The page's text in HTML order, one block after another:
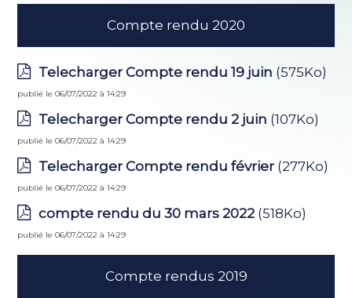
Compte rendu 2020
Telecharger Compte rendu 19 juin (575Ko)
publié le 06/07/2022 à 14:29
Telecharger Compte rendu 2 juin (107Ko)
publié le 06/07/2022 à 14:29
Telecharger Compte rendu février (277Ko)
publié le 06/07/2022 à 14:29
compte rendu du 30 mars 2022 (518Ko)
publié le 06/07/2022 à 14:29
Compte rendus 2019